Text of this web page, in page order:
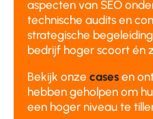
aspecten van SEO
technische audits en
strategische
bedrijf hoger scoort én
Bekijk onze cases en
hebben geholpen om
een hoger niveau te